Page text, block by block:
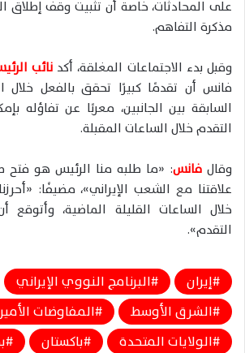
على المحادثات، خاصة أن تثبيت وقف إطلاق
مذكرة التفاهم.
وقبل بدء الاجتماعات المغلقة، أكد نائب
فانس أن تقدمًا كبيرًا تحقق بالفعل خلال
السابقة بين الجانبين، معربًا عن تفاؤله
التقدم خلال الساعات المقبلة.
وقال فانس: «ما طلبه منا الرئيس هو فتح
علاقتنا مع الشعب الإيراني»، مضيفًا:
خلال الساعات القليلة الماضية،
التقدم».
إيران
البرنامج النووي الإيراني
الشرق الأوسط
المفاوضات
الولايات المتحدة
باكستان